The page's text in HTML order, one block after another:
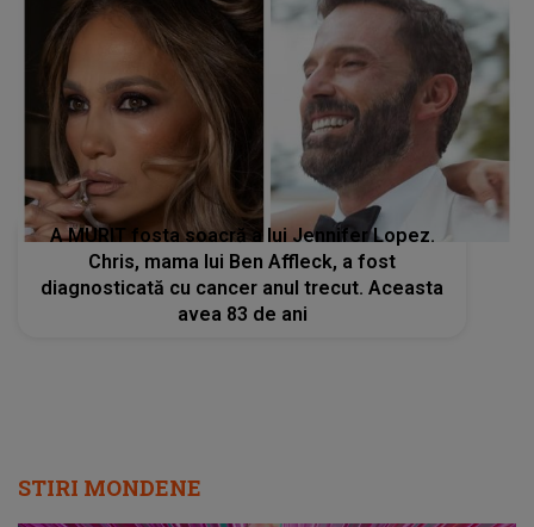
A MURIT fosta soacră a lui Jennifer Lopez.
Chris, mama lui Ben Affleck, a fost
diagnosticată cu cancer anul trecut. Aceasta
avea 83 de ani
STIRI MONDENE